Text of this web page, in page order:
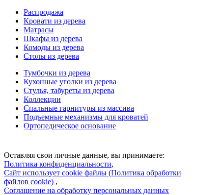
Распродажа
Кровати из дерева
Матрасы
Шкафы из дерева
Комоды из дерева
Столы из дерева
Тумбочки из дерева
Кухонные уголки из дерева
Стулья, табуреты из дерева
Коллекции
Спальные гарнитуры из массива
Подъемные механизмы для кроватей
Ортопедическое основание
Оставляя свои личные данные, вы принимаете:
Политика конфиденциальности,
Сайт использует cookie файлы (Политика обработки
файлов cookie) ,
Соглашение на обработку персональных данных